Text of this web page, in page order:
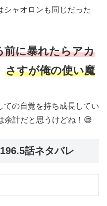
シャオロンも同じだった
前に暴れたらアカ
さすが俺の使い魔
ての自覚を持ち成長してい
余計だと思うけどね！😅
話ネタバレ